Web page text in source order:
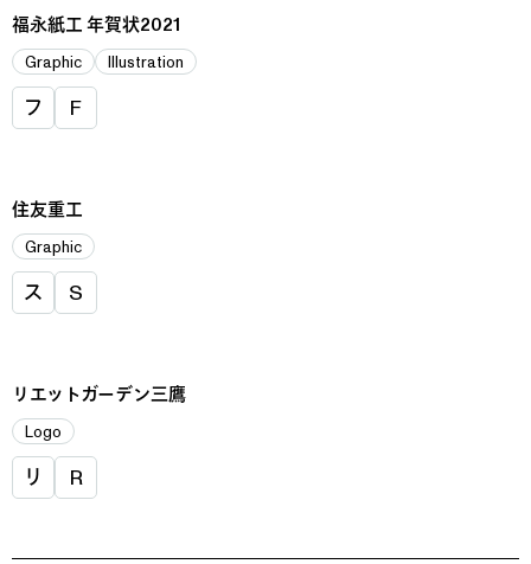
福永紙工 年賀状2021
Graphic Illustration
フ F
住友重工
Graphic
ス S
リエットガーデン三鷹
Logo
リ R